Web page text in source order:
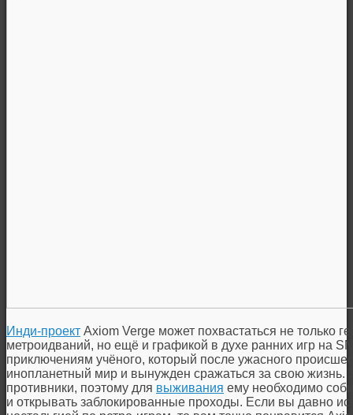
Инди-проект Axiom Verge может похвастаться не только
метроидваний, но ещё и графикой в духе ранних игр на
приключениям учёного, который после ужасного
инопланетный мир и вынужден сражаться за свою
противники, поэтому для выживания ему необходимо
и открывать заблокированные проходы. Если вы давно